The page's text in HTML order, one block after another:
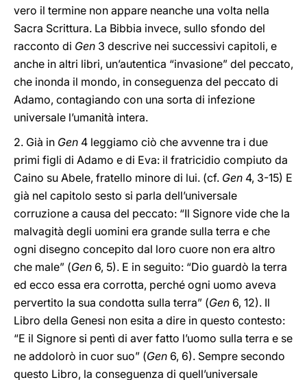
vero il termine non appare neanche una volta nella
Sacra Scrittura. La Bibbia invece, sullo sfondo del
racconto di Gen 3 descrive nei successivi capitoli, e
anche in altri libri, un’autentica “invasione” del peccato,
che inonda il mondo, in conseguenza del peccato di
Adamo, contagiando con una sorta di infezione
universale l’umanità intera.
2. Già in Gen 4 leggiamo ciò che avvenne tra i due
primi figli di Adamo e di Eva: il fratricidio compiuto da
Caino su Abele, fratello minore di lui. (cf. Gen 4, 3-15) E
già nel capitolo sesto si parla dell’universale
corruzione a causa del peccato: “Il Signore vide che la
malvagità degli uomini era grande sulla terra e che
ogni disegno concepito dal loro cuore non era altro
che male” (Gen 6, 5). E in seguito: “Dio guardò la terra
ed ecco essa era corrotta, perché ogni uomo aveva
pervertito la sua condotta sulla terra” (Gen 6, 12). Il
Libro della Genesi non esita a dire in questo contesto:
“E il Signore si pentì di aver fatto l’uomo sulla terra e se
ne addolorò in cuor suo” (Gen 6, 6). Sempre secondo
questo Libro, la conseguenza di quell’universale